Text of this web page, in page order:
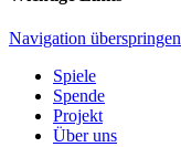
Navigation überspringen
Spiele
Spende
Projekt
Über uns